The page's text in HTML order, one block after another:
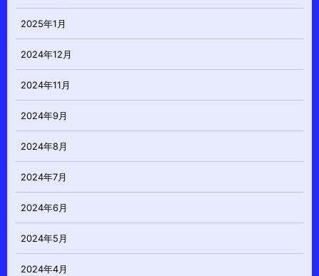
2025年1月
2024年12月
2024年11月
2024年9月
2024年8月
2024年7月
2024年6月
2024年5月
2024年4月